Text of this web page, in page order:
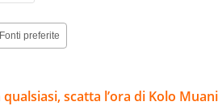
Fonti preferite
scatta l’ora di Kolo